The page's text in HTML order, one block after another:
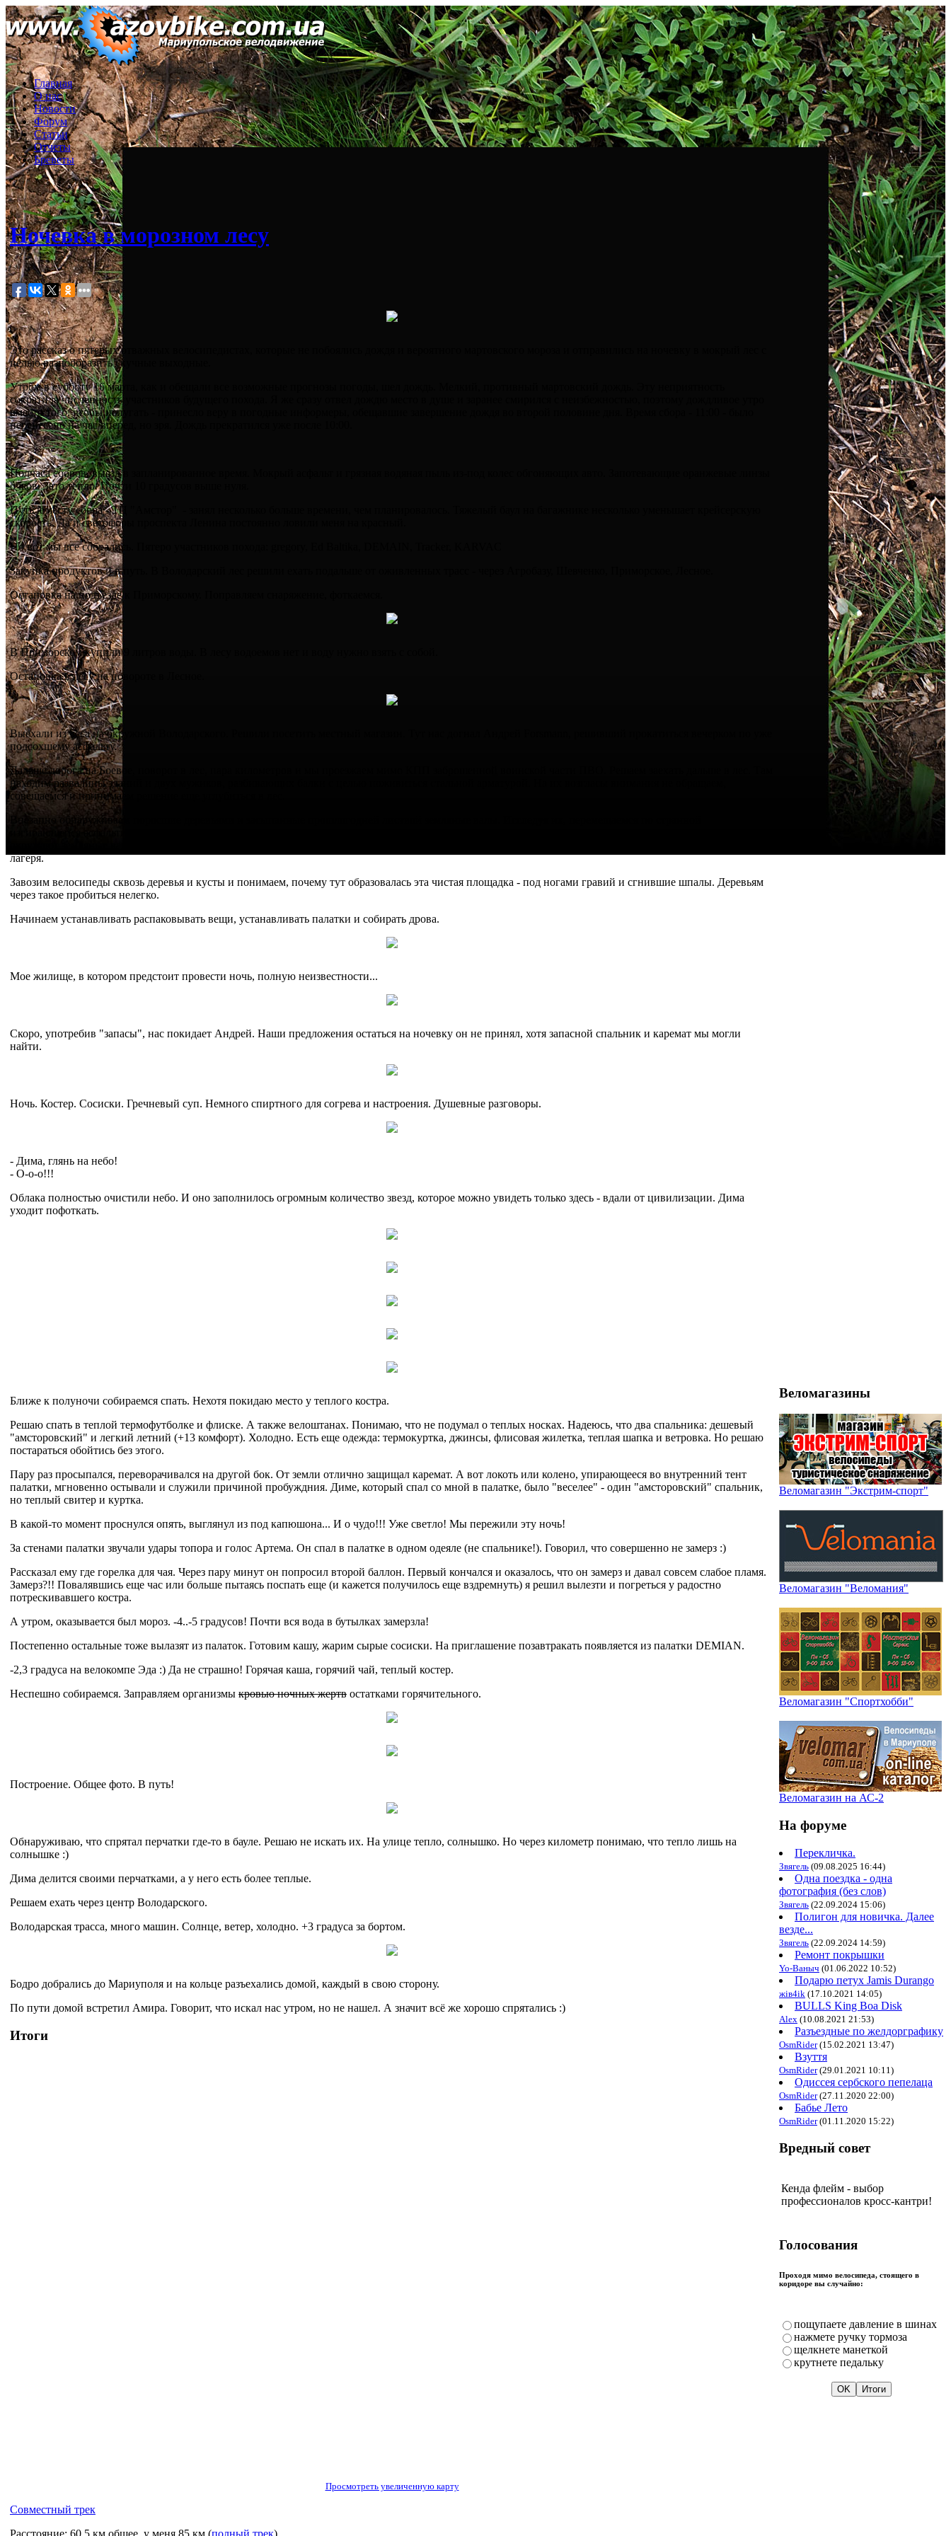
Главная
О нас
Новости
Форум
Статьи
Отчеты
Бреветы
Ночевка в морозном лесу
Это рассказ о пятерых отважных велосипедистах, которые не побоялись дождя и вероятного мартовского мороза и отправились на ночевку в мокрый лес с
целью разнообразить скучные выходные.
Утром в субботу 16 марта, как и обещали все возможные прогнозы погоды, шел дождь. Мелкий, противный мартовский дождь. Эту неприятность
сократила численность участников будущего похода. Я же сразу отвел дождю место в душе и заранее смирился с неизбежностью, поэтому дождливое утро
вместо того, чтобы испугать - принесло веру в погодные информеры, обещавшие завершение дождя во второй половине дня. Время сбора - 11:00 - было
перенесено на час вперед, но зря. Дождь прекратился уже после 10:00.
Полчаса сборов, выезд в запланированное время. Мокрый асфальт и грязная водяная пыль из-под колес обгоняющих авто. Запотевающие оранжевые линзы
очков. Зато тепло. Почти 10 градусов выше нуля.
Путь к месту сбора - ТЦ "Амстор" - занял несколько больше времени, чем планировалось. Тяжелый баул на багажнике несколько уменьшает крейсерскую
скорость. Да и светофоры проспекта Ленина постоянно ловили меня на красный.
Но вот мы все собрались. Пятеро участников похода: gregory, Ed Baltika, DEMAIN, Tracker, KARVAC
Закупка продуктов и в путь. В Володарский лес решили ехать подальше от оживленных трасс - через Агробазу, Шевченко, Приморское, Лесное.
Остановка на подъезде к Приморскому. Поправляем снаряжение, фоткаемся.
В Приморском купили 9 литров воды. В лесу водоемов нет и воду нужно взять с собой.
Остановка в лесу на повороте в Лесное.
Выехали из леса на окружной Володарского. Решили посетить местный магазин. Тут нас догнал Андрей Forsmann, решивший прокатиться вечерком по уже
подсохшему асфальту.
Дальше дорога на Боевое, поворот в лес, пара километров и мы проезжаем мимо КПП заброшенной воинской части ПВО. Решаем заехать дальше в лес. Там
находим развалины зданий и двух мужиков, разбивающих балки с целью поживиться стальной арматурой. На их возгласы внимания не обращаем,
совещаемся и принимаем решение еще углубиться в лес.
Внезапно обнаруживаем поросшие деревьями и засыпанные прошлогодней листвой земляные валы. Исследуя их, перемещаемся по странной
лагеря.
Завозим велосипеды сквозь деревья и кусты и понимаем, почему тут образовалась эта чистая площадка - под ногами гравий и сгнившие шпалы. Деревьям
через такое пробиться нелегко.
Начинаем устанавливать распаковывать вещи, устанавливать палатки и собирать дрова.
Мое жилище, в котором предстоит провести ночь, полную неизвестности...
Скоро, употребив "запасы", нас покидает Андрей. Наши предложения остаться на ночевку он не принял, хотя запасной спальник и каремат мы могли
найти.
Ночь. Костер. Сосиски. Гречневый суп. Немного спиртного для согрева и настроения. Душевные разговоры.
- Дима, глянь на небо!
- О-о-о!!!
Облака полностью очистили небо. И оно заполнилось огромным количество звезд, которое можно увидеть только здесь - вдали от цивилизации. Дима
уходит пофоткать.
Ближе к полуночи собираемся спать. Нехотя покидаю место у теплого костра.
Решаю спать в теплой термофутболке и флиске. А также велоштанах. Понимаю, что не подумал о теплых носках. Надеюсь, что два спальника: дешевый
"амсторовский" и легкий летний (+13 комфорт). Холодно. Есть еще одежда: термокуртка, джинсы, флисовая жилетка, теплая шапка и ветровка. Но решаю
постараться обойтись без этого.
Пару раз просыпался, переворачивался на другой бок. От земли отлично защищал каремат. А вот локоть или колено, упирающееся во внутренний тент
палатки, мгновенно остывали и служили причиной пробуждния. Диме, который спал со мной в палатке, было "веселее" - один "амсторовский" спальник,
но теплый свитер и куртка.
В какой-то момент проснулся опять, выглянул из под капюшона... И о чудо!!! Уже светло! Мы пережили эту ночь!
За стенами палатки звучали удары топора и голос Артема. Он спал в палатке в одном одеяле (не спальнике!). Говорил, что совершенно не замерз :)
Рассказал ему где горелка для чая. Через пару минут он попросил второй баллон. Первый кончался и оказалось, что он замерз и давал совсем слабое пламя.
Замерз?!! Повалявшись еще час или больше пытаясь поспать еще (и кажется получилось еще вздремнуть) я решил вылезти и погреться у радостно
потрескивавшего костра.
А утром, оказывается был мороз. -4..-5 градусов! Почти вся вода в бутылках замерзла!
Постепенно остальные тоже вылазят из палаток. Готовим кашу, жарим сырые сосиски. На приглашение позавтракать появляется из палатки DEMIAN.
-2,3 градуса на велокомпе Эда :) Да не страшно! Горячая каша, горячий чай, теплый костер.
Неспешно собираемся. Заправляем организмы кровью ночных жертв остатками горячительного.
Построение. Общее фото. В путь!
Обнаруживаю, что спрятал перчатки где-то в бауле. Решаю не искать их. На улице тепло, солнышко. Но через километр понимаю, что тепло лишь на
солнышке :)
Дима делится своими перчатками, а у него есть более теплые.
Решаем ехать через центр Володарского.
Володарская трасса, много машин. Солнце, ветер, холодно. +3 градуса за бортом.
Бодро добрались до Мариуполя и на кольце разъехались домой, каждый в свою сторону.
По пути домой встретил Амира. Говорит, что искал нас утром, но не нашел. А значит всё же хорошо спрятались :)
Итоги
Просмотреть увеличенную карту
Совместный трек
Веломагазины
Веломагазин "Экстрим-спорт"
Веломагазин "Веломания"
Веломагазин "Спортхобби"
Веломагазин на АС-2
На форуме
Перекличка.
Звягель (09.08.2025 16:44)
Одна поездка - одна
фотография (без слов)
Звягель (22.09.2024 15:06)
Полигон для новичка. Далее
везде...
Звягель (22.09.2024 14:59)
Ремонт покрышки
Yo-Ваныч (01.06.2022 10:52)
Подарю петух Jamis Durango
жiв4ik (17.10.2021 14:05)
BULLS King Boa Disk
Alex (10.08.2021 21:53)
Разъездные по желдорграфику
OsmRider(15.02.2021 13:47)
Взуття
OsmRider(29.01.2021 10:11)
Одиссея сербского пепелаца
OsmRider(27.11.2020 22:00)
Бабье Лето
OsmRider(01.11.2020 15:22)
Вредный совет
Кенда флейм - выбор
профессионалов кросс-кантри!
Голосования
Проходя мимо велосипеда, стоящего в
коридоре вы случайно:
пощупаете давление в шинах
нажмете ручку тормоза
щелкнете манеткой
крутнете педальку